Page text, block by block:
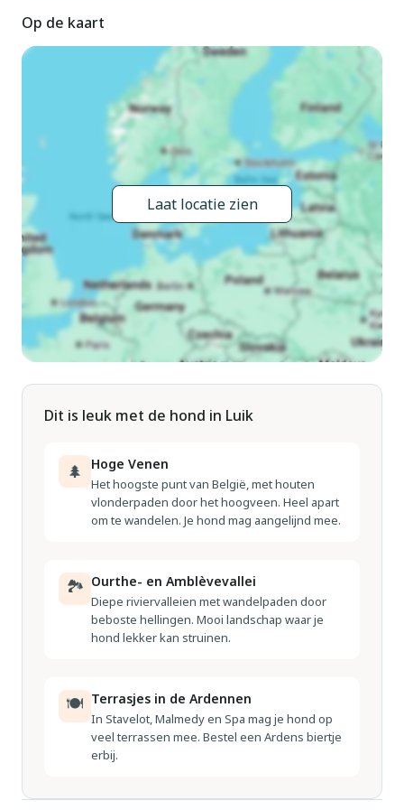
Op de kaart
Laat locatie zien
Dit is leuk met de hond in Luik
🌲 Hoge Venen
Het hoogste punt van België, met houten
vlonderpaden door het hoogveen. Heel apart
om te wandelen. Je hond mag aangelijnd mee.
🏞 Ourthe- en Amblèvevallei
Diepe riviervalleien met wandelpaden door
beboste hellingen. Mooi landschap waar je
hond lekker kan struinen.
🍽 Terrasjes in de Ardennen
In Stavelot, Malmedy en Spa mag je hond op
veel terrassen mee. Bestel een Ardens biertje
erbij.